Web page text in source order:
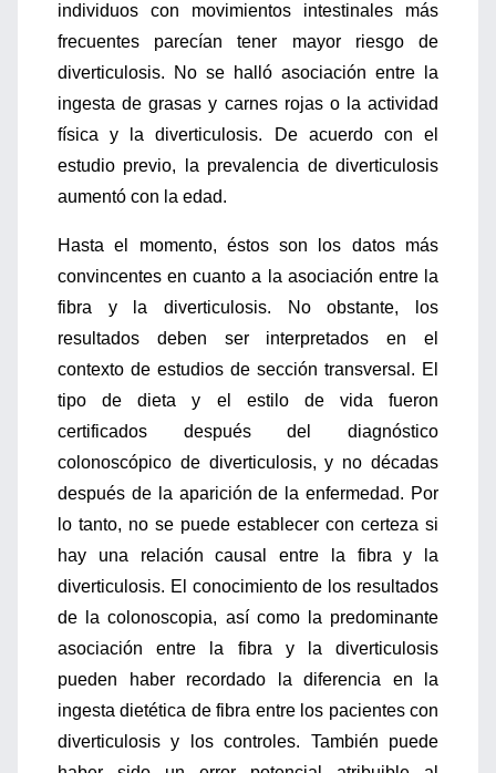
individuos con movimientos intestinales más
frecuentes parecían tener mayor riesgo de
diverticulosis. No se halló asociación entre la
ingesta de grasas y carnes rojas o la actividad
física y la diverticulosis. De acuerdo con el
estudio previo, la prevalencia de diverticulosis
aumentó con la edad.
Hasta el momento, éstos son los datos más
convincentes en cuanto a la asociación entre la
fibra y la diverticulosis. No obstante, los
resultados deben ser interpretados en el
contexto de estudios de sección transversal. El
tipo de dieta y el estilo de vida fueron
certificados después del diagnóstico
colonoscópico de diverticulosis, y no décadas
después de la aparición de la enfermedad. Por
lo tanto, no se puede establecer con certeza si
hay una relación causal entre la fibra y la
diverticulosis. El conocimiento de los resultados
de la colonoscopia, así como la predominante
asociación entre la fibra y la diverticulosis
pueden haber recordado la diferencia en la
ingesta dietética de fibra entre los pacientes con
diverticulosis y los controles. También puede